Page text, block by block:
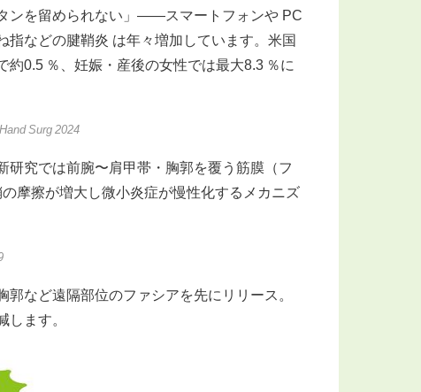
ンを留められない」――スマートフォンや PC
などの腱鞘炎 は年々増加しています。米国
0.5 ％、妊娠・産後の女性では最大8.3 ％に
Surg 2024
究では前腕〜肩甲帯・胸郭を覆う筋膜（フ
摩擦が増大し微小炎症が慢性化するメカニズ
など遠隔部位のファシアを先にリリース。
ます。